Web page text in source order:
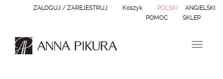
POLSKI ANGIELSKI
Koszyk
ZALOGUJ / ZAREJESTRUJ
SKLEP
POMOC
N